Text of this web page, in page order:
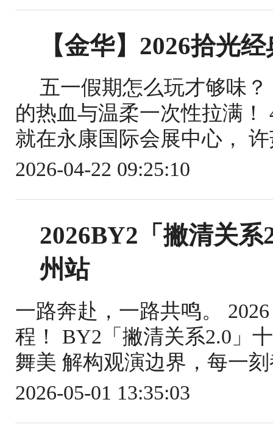
【金华】2026拾光
五一假期怎么玩才够味
的热血与温柔一次性拉满！
就在永康国际会展中心，
2026-04-22 09:25:10
2026BY2「撇清关系
州站
一路奔赴，一路共鸣。
程！ BY2「撇清关系2.0」
舞美 解构观演边界，每一
2026-05-01 13:35:03